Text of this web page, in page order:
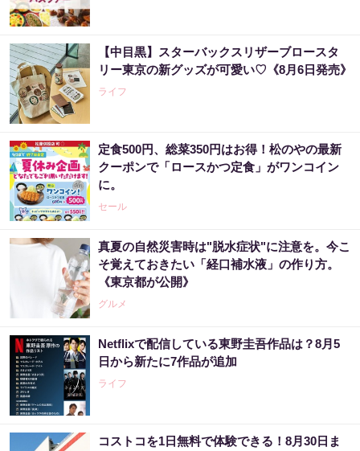
【中目黒】スターバックスリザーブロースタ
リー東京の新グッズが可愛い♡《8月6日発売》
ライフ
定食500円、総菜350円はお得！松のやの最新
クーポンで「ロースかつ定食」がワンコイン
に。
セール
真夏の自然災害時は"脱水症状"に注意を。今こ
そ覚えておきたい「経口補水液」の作り方。
《東京都が公開》
グルメ
Netflixで配信している東野圭吾作品は？8月5
日から新たに7作品が追加
ライフ
コストコを1日無料で体験できる！8月30日ま